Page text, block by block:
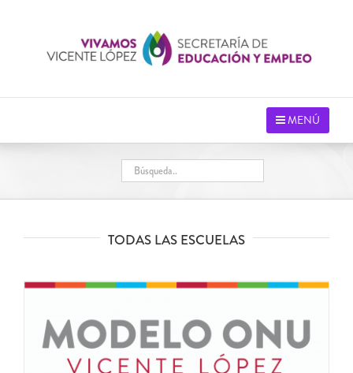
MENÚ
TODAS LAS ESCUELAS